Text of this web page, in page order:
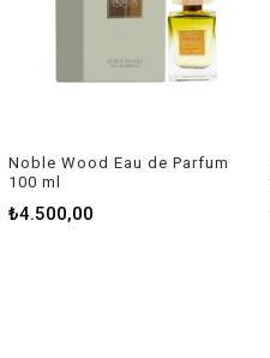
Noble Wood Eau de Parfum
100 ml
₺4.500,00